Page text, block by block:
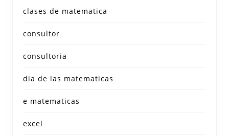
clases de matematica
consultor
consultoria
dia de las matematicas
e matematicas
excel